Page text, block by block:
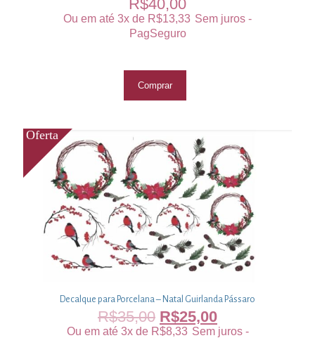
R$40,00
Ou em até 3x de R$13,33 Sem juros -
PagSeguro
Comprar
Decalque para Porcelana – Natal Guirlanda Pássaro
R$35,00 R$25,00
Ou em até 3x de R$8,33 Sem juros -